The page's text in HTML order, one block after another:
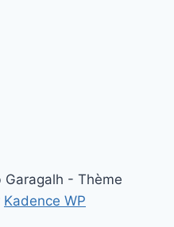
- Thème
Kadence WP